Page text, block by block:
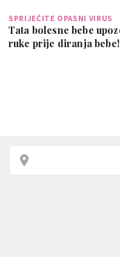
SPRIJEČITE OPASNI VIRUS
Tata bolesne bebe
ruke prije diranja bebe!